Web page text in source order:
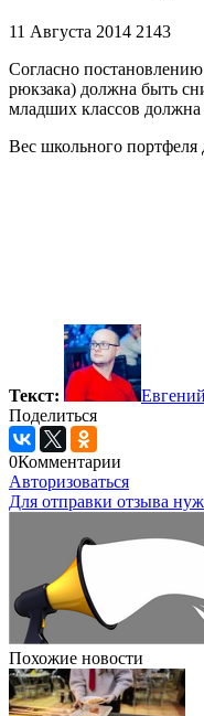
11 Августа 2014 2143
Согласно
рюкзака) должна быть
младших классов должна
Вес школьного портфеля
Текст:
Поделиться
0Комментарии
Авторизоваться
Для отправки отзыва
Похожие новости